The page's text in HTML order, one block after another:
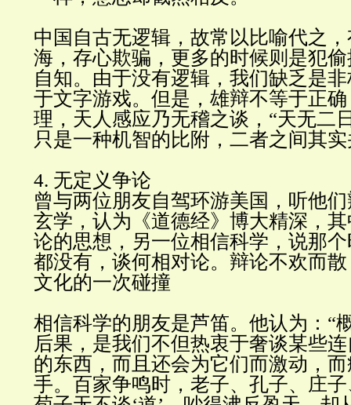
中国自古无逻辑，故常以比喻代之
海，存心欺骗，更多的时候则是犯
自知。由于没有逻辑，我们缺乏是
于文字游戏。但是，雄辩不等于正
理，天人感应乃无稽之谈， “天无二
只是一种机智的比附，二者之间其
4. 无定义争论
曾与两位朋友自驾环游美国，听他
玄学，认为《道德经》博大精深，
论的思想，另一位相信科学，说那
都没有，谈何相对论。辩论不欢而
文化的一次碰撞
相信科学的朋友是芦笛。他认为： “
后果，是我们不但热衷于奢谈某些
的东西，而且还会为它们而激动，
手。百家争鸣时，老子、孔子、庄